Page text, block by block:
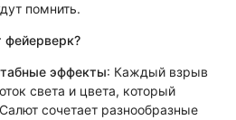
помнить.
фейерверк?
эффекты: Каждый взрыв
света и цвета, который
сочетает разнообразные